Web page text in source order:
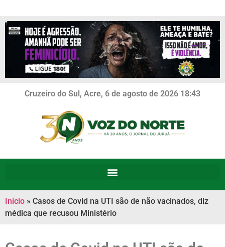
Cruzeiro do Sul, Acre, 6 de agosto de 2026 18:43
Início » Casos de Covid na UTI são de não vacinados, diz
médica que recusou Ministério